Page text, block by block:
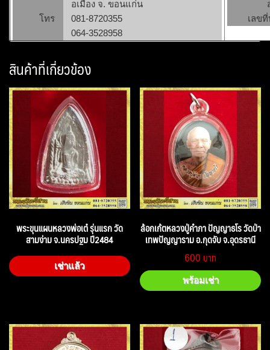
อเมือง จ. ขอนแก่น
โทร
081-8720355
064-3528958
เลข
สินค้าที่เกี่ยวข้อง
พระขุนแผนหลวงพ่อเต๋ รุ่นแรก วัด
สามง่าม จ.นครปฐม ปี2484
เช่าแล้ว
ล้อกเก้ตหลวงปู่คำภา ปัญญาธโร วัดป่า
เทพปัญญาราม อ.กุดจับ จ.อุดรธานี
600
พร้อมเช่า